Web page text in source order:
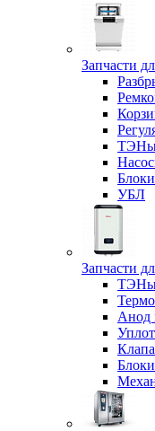
Запчасти
ТЭНы
УБЛ
Запчасти
Анод